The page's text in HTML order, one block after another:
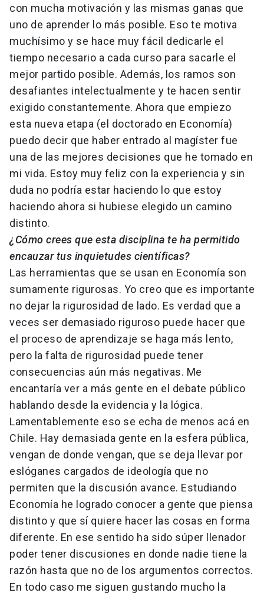
con mucha motivación y las mismas ganas que
uno de aprender lo más posible. Eso te motiva
muchísimo y se hace muy fácil dedicarle el
tiempo necesario a cada curso para sacarle el
mejor partido posible. Además, los ramos son
desafiantes intelectualmente y te hacen sentir
exigido constantemente. Ahora que empiezo
esta nueva etapa (el doctorado en Economía)
puedo decir que haber entrado al magíster fue
una de las mejores decisiones que he tomado en
mi vida. Estoy muy feliz con la experiencia y sin
duda no podría estar haciendo lo que estoy
haciendo ahora si hubiese elegido un camino
distinto.
¿Cómo crees que esta disciplina te ha permitido
encauzar tus inquietudes científicas?
Las herramientas que se usan en Economía son
sumamente rigurosas. Yo creo que es importante
no dejar la rigurosidad de lado. Es verdad que a
veces ser demasiado riguroso puede hacer que
el proceso de aprendizaje se haga más lento,
pero la falta de rigurosidad puede tener
consecuencias aún más negativas. Me
encantaría ver a más gente en el debate público
hablando desde la evidencia y la lógica.
Lamentablemente eso se echa de menos acá en
Chile. Hay demasiada gente en la esfera pública,
vengan de donde vengan, que se deja llevar por
eslóganes cargados de ideología que no
permiten que la discusión avance. Estudiando
Economía he logrado conocer a gente que piensa
distinto y que sí quiere hacer las cosas en forma
diferente. En ese sentido ha sido súper llenador
poder tener discusiones en donde nadie tiene la
razón hasta que no de los argumentos correctos.
En todo caso me siguen gustando mucho la